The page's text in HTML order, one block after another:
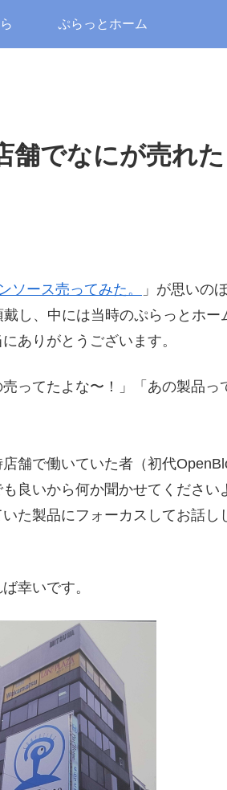
ぷらっとホーム
舗でなにが売れた
ソース売ってみた。
」が思いの
し、中には当時のぷらっとホー
ありがとうございます。
ってたよな〜！」「あの製品っ
舗で働いていた者（初代
良いから何か聞かせてください
た製品にフォーカスしてお話し
幸いです。